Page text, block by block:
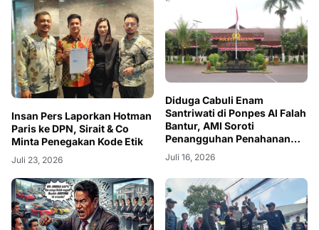
Insan Pers Laporkan Hotman
Paris ke DPN, Sirait & Co
Minta Penegakan Kode Etik
Juli 23, 2026
Diduga Cabuli Enam
Santriwati di Ponpes Al Falah
Bantur, AMI Soroti
Penangguhan Penahanan
Terduga Pelaku
Juli 16, 2026